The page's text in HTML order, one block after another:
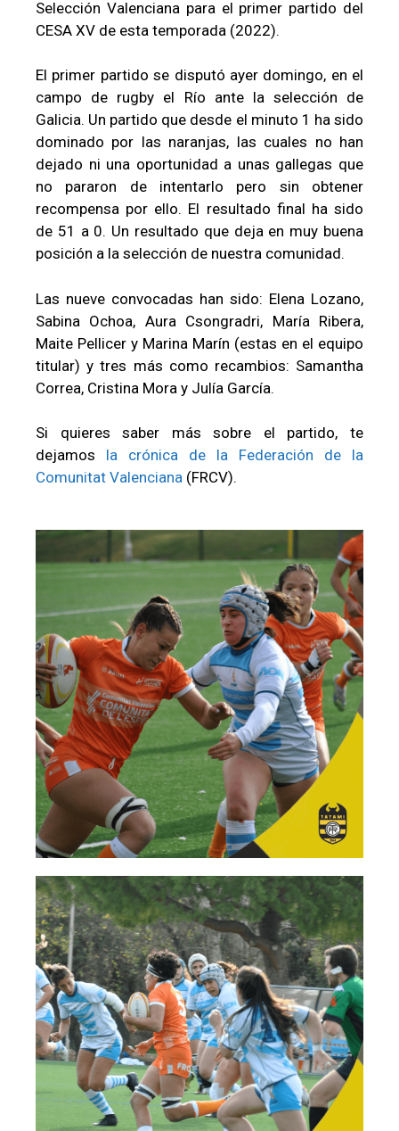
Selección Valenciana para el primer partido del
CESA XV de esta temporada (2022).
El primer partido se disputó ayer domingo, en el
campo de rugby el Río ante la selección de
Galicia. Un partido que desde el minuto 1 ha sido
dominado por las naranjas, las cuales no han
dejado ni una oportunidad a unas gallegas que
no pararon de intentarlo pero sin obtener
recompensa por ello. El resultado final ha sido
de 51 a 0. Un resultado que deja en muy buena
posición a la selección de nuestra comunidad.
Las nueve convocadas han sido: Elena Lozano,
Sabina Ochoa, Aura Csongradri, María Ribera,
Maite Pellicer y Marina Marín (estas en el equipo
titular) y tres más como recambios: Samantha
Correa, Cristina Mora y Julía García.
Si quieres saber más sobre el partido, te
dejamos la crónica de la Federación de la
Comunitat Valenciana (FRCV).